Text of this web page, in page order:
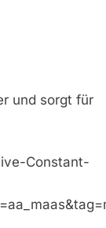
und sorgt für
Constant-